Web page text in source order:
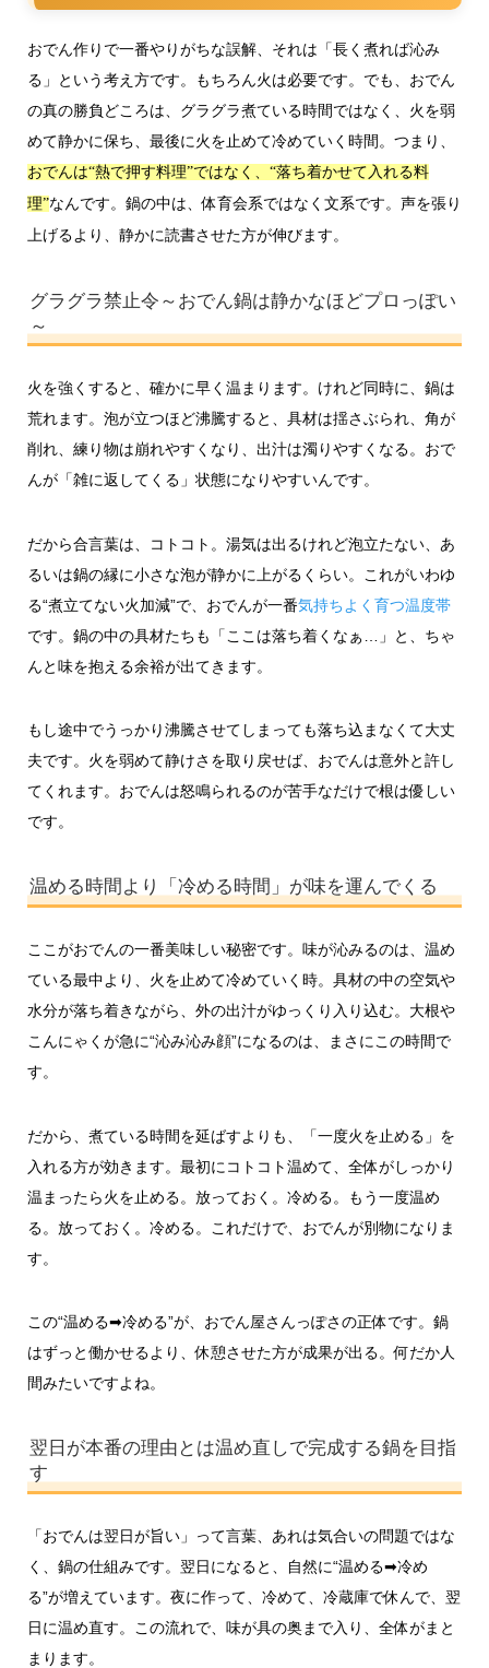
おでん作りで一番やりがちな誤解、それは「長く煮れば沁み
る」という考え方です。もちろん火は必要です。でも、おでん
の真の勝負どころは、グラグラ煮ている時間ではなく、火を弱
めて静かに保ち、最後に火を止めて冷めていく時間。つまり、
おでんは“熱で押す料理”ではなく、“落ち着かせて入れる料
理”なんです。鍋の中は、体育会系ではなく文系です。声を張り
上げるより、静かに読書させた方が伸びます。
グラグラ禁止令～おでん鍋は静かなほどプロっぽい
～
火を強くすると、確かに早く温まります。けれど同時に、鍋は
荒れます。泡が立つほど沸騰すると、具材は揺さぶられ、角が
削れ、練り物は崩れやすくなり、出汁は濁りやすくなる。おで
んが「雑に返してくる」状態になりやすいんです。
だから合言葉は、コトコト。湯気は出るけれど泡立たない、あ
るいは鍋の縁に小さな泡が静かに上がるくらい。これがいわゆ
る“煮立てない火加減”で、おでんが一番気持ちよく育つ温度帯
です。鍋の中の具材たちも「ここは落ち着くなぁ…」と、ちゃ
んと味を抱える余裕が出てきます。
もし途中でうっかり沸騰させてしまっても落ち込まなくて大丈
夫です。火を弱めて静けさを取り戻せば、おでんは意外と許し
てくれます。おでんは怒鳴られるのが苦手なだけで根は優しい
です。
温める時間より「冷める時間」が味を運んでくる
ここがおでんの一番美味しい秘密です。味が沁みるのは、温め
ている最中より、火を止めて冷めていく時。具材の中の空気や
水分が落ち着きながら、外の出汁がゆっくり入り込む。大根や
こんにゃくが急に“沁み沁み顔”になるのは、まさにこの時間で
す。
だから、煮ている時間を延ばすよりも、「一度火を止める」を
入れる方が効きます。最初にコトコト温めて、全体がしっかり
温まったら火を止める。放っておく。冷める。もう一度温め
る。放っておく。冷める。これだけで、おでんが別物になりま
す。
この“温める➡冷める”が、おでん屋さんっぽさの正体です。鍋
はずっと働かせるより、休憩させた方が成果が出る。何だか人
間みたいですよね。
翌日が本番の理由とは温め直しで完成する鍋を目指
す
「おでんは翌日が旨い」って言葉、あれは気合いの問題ではな
く、鍋の仕組みです。翌日になると、自然に“温める➡冷め
る”が増えています。夜に作って、冷めて、冷蔵庫で休んで、翌
日に温め直す。この流れで、味が具の奥まで入り、全体がまと
まります。